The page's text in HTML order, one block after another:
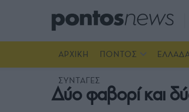
ΑΡΧΙΚΗ ΠΟΝΤΟΣ
ΣΥΝΤΑΓΕΣ
Δύο φαβορί και